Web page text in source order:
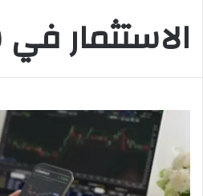
الاستثمار